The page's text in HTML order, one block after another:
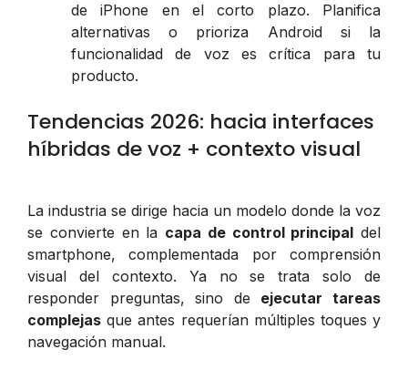
de iPhone en el corto plazo. Planifica
alternativas o prioriza Android si la
funcionalidad de voz es crítica para tu
producto.
Tendencias 2026: hacia interfaces
híbridas de voz + contexto visual
La industria se dirige hacia un modelo donde la voz
se convierte en la capa de control principal del
smartphone, complementada por comprensión
visual del contexto. Ya no se trata solo de
responder preguntas, sino de ejecutar tareas
complejas que antes requerían múltiples toques y
navegación manual.